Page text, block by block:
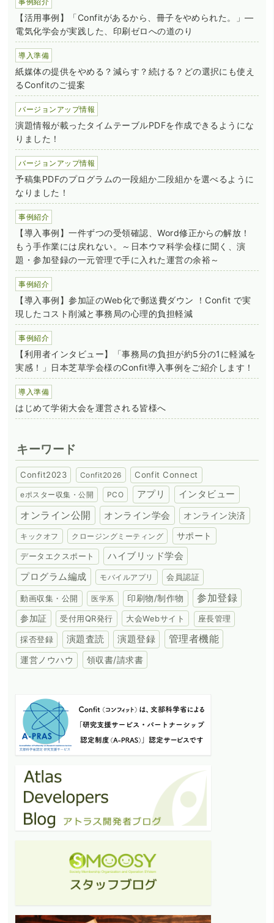
【活用事例】「Confitがあるから、冊子をやめられた。」―
電気化学会が実践した、印刷ゼロへの道のり
導入準備
紙媒体の提供をやめる？減らす？続ける？どの選択にも使え
るConfitのご提案
バージョンアップ情報
演題情報が載ったタイムテーブルPDFを作成できるようにな
りました！
バージョンアップ情報
予稿集PDFのプログラムの一段組か二段組かを選べるように
なりました！
事例紹介
【導入事例】一件ずつの受領確認、Word修正からの解放！
もう手作業には戻れない。～日本ウマ科学会様に聞く、演
題・参加登録の一元管理で手に入れた運営の余裕～
事例紹介
【導入事例】参加証のWeb化で郵送費ダウン ！Confit で実
現したコスト削減と事務局の心理的負担軽減
事例紹介
【利用者インタビュー】「事務局の負担が約5分の1に軽減を
実感！」日本芝草学会様のConfit導入事例をご紹介します！
導入準備
はじめて学術大会を運営される皆様へ
キーワード
Confit2023 Confit2026 Confit Connect
eポスター収集・公開 PCO アプリ インタビュー
オンライン公開 オンライン学会 オンライン決済
キックオフ クロージングミーティング サポート
データエクスポート
ハイブリッド学会
プログラム編成
モバイルアプリ 会員認証
動画収集・公開 医学系 印刷物/制作物 参加登録
参加証 受付用QR発行 大会Webサイト 座長管理
採否登録 演題査読 演題登録 管理者機能
運営ノウハウ 領収書/請求書